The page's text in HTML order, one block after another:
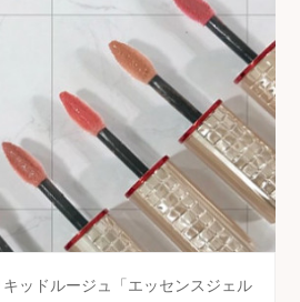
ッドルージュ「エッセンスジェル